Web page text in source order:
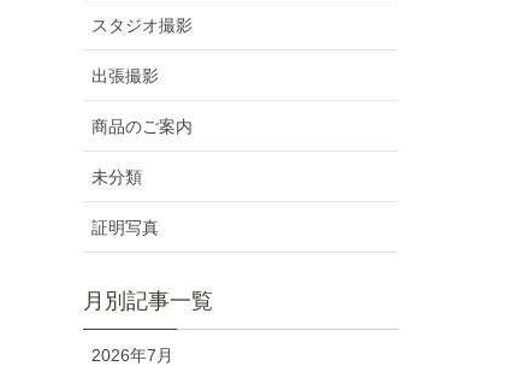
スタジオ撮影
出張撮影
商品のご案内
未分類
証明写真
月別記事一覧
2026年7月